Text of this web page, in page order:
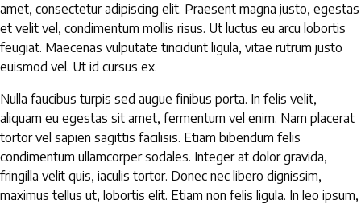
amet, consectetur adipiscing elit. Praesent magna justo, egestas
et velit vel, condimentum mollis risus. Ut luctus eu arcu lobortis
feugiat. Maecenas vulputate tincidunt ligula, vitae rutrum justo
euismod vel. Ut id cursus ex.
Nulla faucibus turpis sed augue finibus porta. In felis velit,
aliquam eu egestas sit amet, fermentum vel enim. Nam placerat
tortor vel sapien sagittis facilisis. Etiam bibendum felis
condimentum ullamcorper sodales. Integer at dolor gravida,
fringilla velit quis, iaculis tortor. Donec nec libero dignissim,
maximus tellus ut, lobortis elit. Etiam non felis ligula. In leo ipsum,